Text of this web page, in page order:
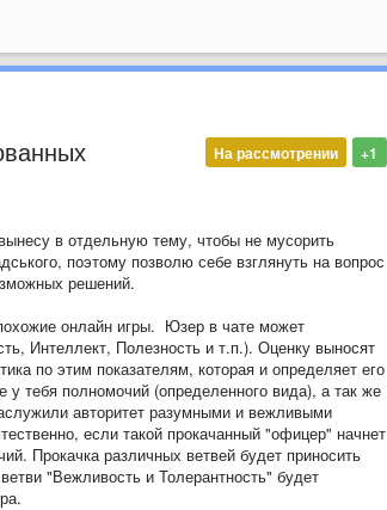
+1
На рассмотрении
в отдельную тему, чтобы не мусорить
поэтому позволю себе взглянуть на вопрос
решений.
онлайн игры. Юзер в чате может
Интеллект, Полезность и т.п.). Оценку выносят
по этим показателям, которая и определяет его
тебя полномочий (определенного вида), а так же
авторитет разумными и вежливыми
если такой прокачанный "офицер" начнет
Прокачка различных ветвей будет приносить
"Вежливость и Толерантность" будет